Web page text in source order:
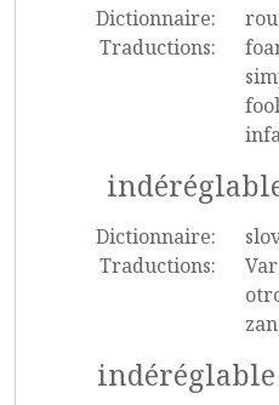
Dictionnaire:
Traductions:
Dictionnaire:
Traductions: